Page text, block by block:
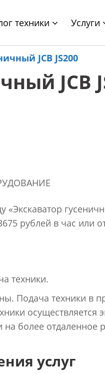
техники Услуги
JCB JS200
JCB
рублей в час или
техники.
Подача техники в
осуществляется
более отдаленное
услуг